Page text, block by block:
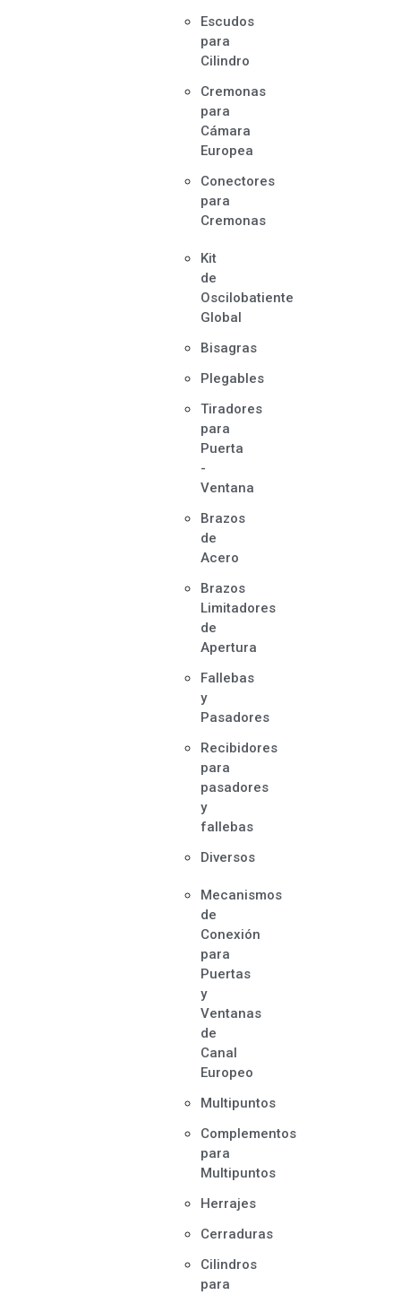
Escudos
para
Cilindro
Cremonas
para
Cámara
Europea
Conectores
para
Cremonas
Kit
de
Oscilobatiente
Global
Bisagras
Plegables
Tiradores
para
Puerta
-
Ventana
Brazos
de
Acero
Brazos
Limitadores
de
Apertura
Fallebas
y
Pasadores
Recibidores
para
pasadores
y
fallebas
Diversos
Mecanismos
de
Conexión
para
Puertas
y
Ventanas
de
Canal
Europeo
Multipuntos
Complementos
para
Multipuntos
Herrajes
Cerraduras
Cilindros
para